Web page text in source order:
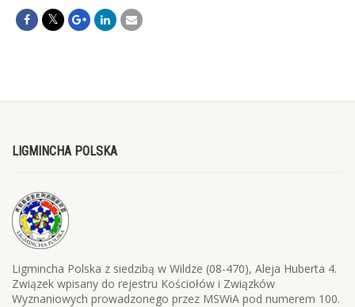
LIGMINCHA POLSKA
Ligmincha Polska z siedzibą w Wildze (08-470), Aleja Huberta 4.
Związek wpisany do rejestru Kościołów i Związków
Wyznaniowych prowadzonego przez MSWiA pod numerem 100.